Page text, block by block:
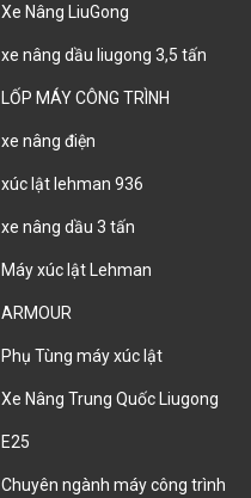
Xe Nâng LiuGong
xe nâng dầu liugong 3,5 tấn
LỐP MÁY CÔNG TRÌNH
xe nâng điện
xúc lật lehman 936
xe nâng dầu 3 tấn
Máy xúc lật Lehman
ARMOUR
Phụ Tùng máy xúc lật
Xe Nâng Trung Quốc Liugong
E25
Chuyên ngành máy công trình